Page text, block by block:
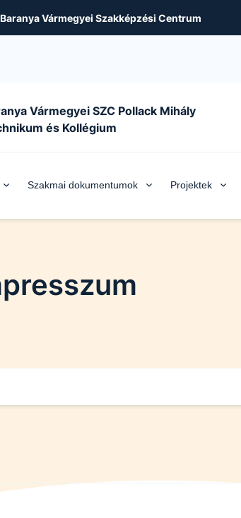
Baranya Vármegyei Szakképzési Centrum
Vármegyei SZC Pollack Mihály
és Kollégium
Szakmai dokumentumok Projektek